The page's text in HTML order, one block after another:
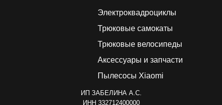
Электроквадроциклы
Трюковые самокаты
Трюковые велосипеды
Аксессуары и запчасти
Пылесосы Xiaomi
ИП ЗАБЕЛИНА А.C.
ИНН 332712400000